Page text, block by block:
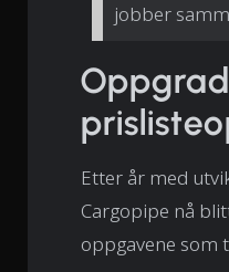
jobber
Etter år med
Cargopipe nå
oppgavene som